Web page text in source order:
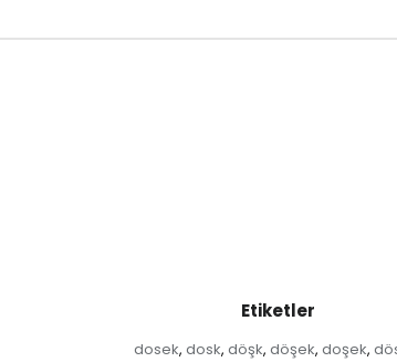
Etiketler
dosek, dosk, döşk, döşek, doşek,